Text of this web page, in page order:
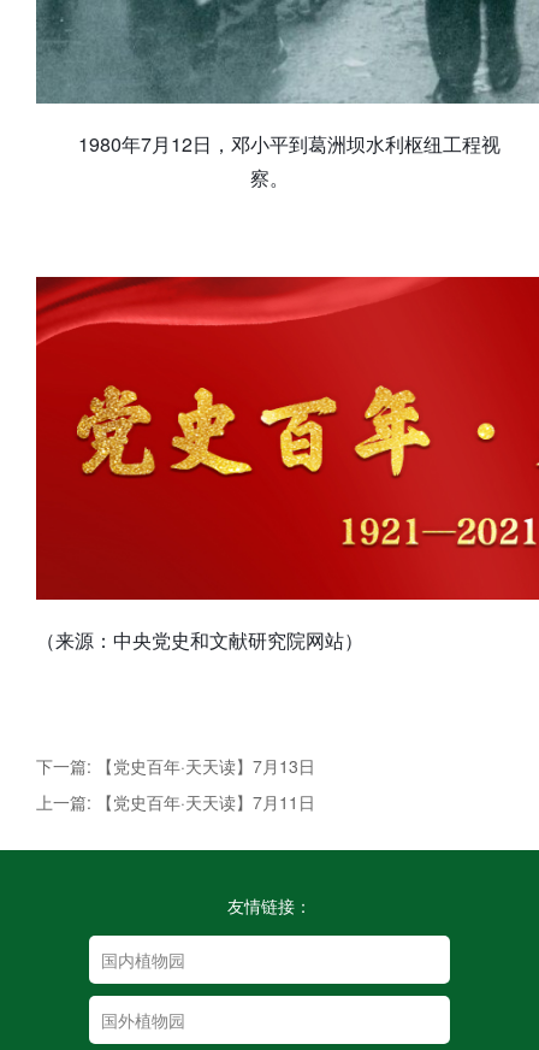
1980年7月12日，邓小平到葛洲坝水利枢纽工程视
察。
（来源：中央党史和文献研究院网站）
下一篇: 【党史百年·天天读】7月13日
上一篇: 【党史百年·天天读】7月11日
友情链接：